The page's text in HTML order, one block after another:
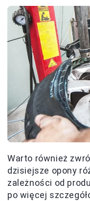
Warto również
dzisiejsze opony
zależności od
po więcej